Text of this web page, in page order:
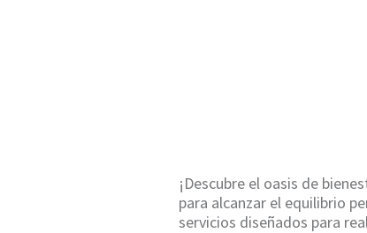
¡Descubre el oasis de
para alcanzar el equilibrio
servicios diseñados para